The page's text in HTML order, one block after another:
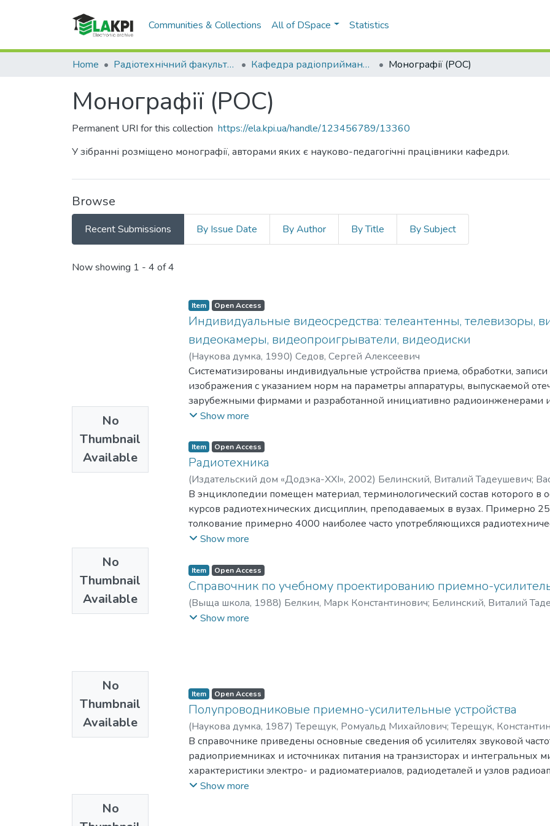
Communities & Collections All of DSpace Statistics
Home Радіотехнічний факультет (РТФ) Кафедра радіоприймання та оброблення сигналів (РОС) Монографії (РОС)
Монографії (РОС)
Permanent URI for this collection https://ela.kpi.ua/handle/123456789/13360
У зібранні розміщено монографії, авторами яких є науково-педагогічні працівники кафедри.
Browse
Recent Submissions By Issue Date By Author By Title By Subject
Recent Submissions
Now showing 1 - 4 of 4
No
Thumbnail
Available
Item Open Access
Индивидуальные видеосредства: телеантенны, телевизоры,
видеокамеры, видеопроигрыватели, видеодиски
(Наукова думка, 1990) Седов, Сергей Алексеевич
Систематизированы индивидуальные устройства приема, обработки,
изображения с указанием норм на параметры аппаратуры, выпускаемой
зарубежными фирмами и разработанной инициативно радиоинженерами
схемотехника и физические процессы блоков унифицированных
электронных блоков видеомагнитофонов трех важнейших форматов
цифровой видеозаписи. Кратко описан отечественный видеомагнитофон
Представлена перспективная аудиовизуальная аппаратура: лазерные
видеокамеры, фотоаппарат с дисковой памятью, устройства запоминания и
устройствами приема спутникового телевидения, программируемые
полупрофессиональных форматов.
Для широкого круга читателей.
Show more
No
Thumbnail
Available
Item Open Access
Радиотехника
(Издательский дом «Додэка-XXI», 2002) Белинский, Виталий Тадеушевич;
Семенович;Вунтесмери, Владимир Семенович;Гондюл, Валерий Петрович;
Станислав Мефодьевич;Комарчук, А. Р.;Лысенко, О. П. ;Мазор, Юрий
Евгений Андреевич;Могильный, Сергей Борисович;Новоборский, Ю. Л.;
Правда, Владимир Иванович
В энциклопедии помещен материал, терминологический состав которого в
курсов радиотехнических дисциплин, преподаваемых в вузах. Примерно
толкование примерно 4000 наиболее часто употребляющихся
Книга может быть использована двояко, как энциклопедия по
Для студентов радиотехнических специальностей вузов, а также для
аспирантов, радиоинженеров, радиолюбителей.
Show more
No
Thumbnail
Available
Item Open Access
Справочник по учебному проектированию приемно-
(Выща школа, 1988) Белкин, Марк Константинович; Белинский, Виталий
Львович;Терещук, Ромуальд Михайлович
Show more
No
Item Open Access
Полупроводниковые приемно-усилительные устройства
(Наукова думка, 1987)Терещук, Ромуальд Михайлович;Терещук,
Александрович
В справочнике приведены основные сведения об усилителях звуковой
радиоприемниках и источниках питания на транзисторах и интегральных
характеристики электро- и радиоматериалов, радиодеталей и узлов
полупроводниковых приборов и микросхем, электроакустических
построения стерео- и квадрафонических систем звуковоспроизведения и
Show more